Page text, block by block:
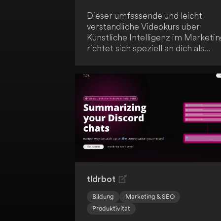
Dieser umfassende und leicht
verständliche Videokurs über
Künstliche Intelligenz im
richtet sich speziell an dich als
Großbritannien. Er enthält auch
ganzes Jahr ab August, inklusive
neuen AI-Tools und Techniken. Ein
Muss für alle, die den Einsatz von
im Marketingbereich meistern
wollen.
tldrbot
Bildung
Marketing & SEO
Produktivität